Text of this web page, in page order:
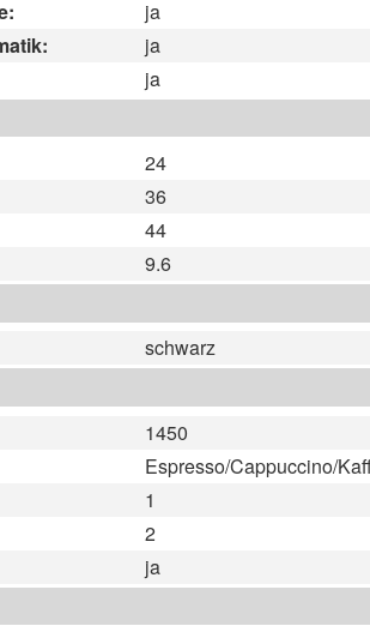
ja
ja
ja
24
36
44
9.6
schwarz
1450
Espresso/Cappuccino/
1
2
ja